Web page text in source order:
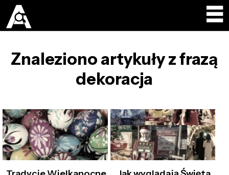
Znaleziono artykuły z frazą
dekoracja